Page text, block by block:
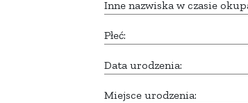
Inne nazwiska w czasie
Płeć:
Data urodzenia:
Miejsce urodzenia: